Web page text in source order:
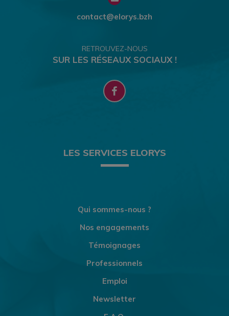
contact@elorys.bzh
RETROUVEZ-NOUS
SUR LES RÉSEAUX SOCIAUX !
LES SERVICES ELORYS
Qui sommes-nous ?
Nos engagements
Témoignages
Professionnels
Emploi
Newsletter